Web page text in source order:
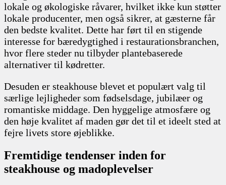
lokale og økologiske råvarer, hvilket ikke kun støtter
lokale producenter, men også sikrer, at gæsterne får
den bedste kvalitet. Dette har ført til en stigende
interesse for bæredygtighed i restaurationsbranchen,
hvor flere steder nu tilbyder plantebaserede
alternativer til kødretter.
Desuden er steakhouse blevet et populært valg til
særlige lejligheder som fødselsdage, jubilæer og
romantiske middage. Den hyggelige atmosfære og
den høje kvalitet af maden gør det til et ideelt sted at
fejre livets store øjeblikke.
Fremtidige tendenser inden for
steakhouse og madoplevelser